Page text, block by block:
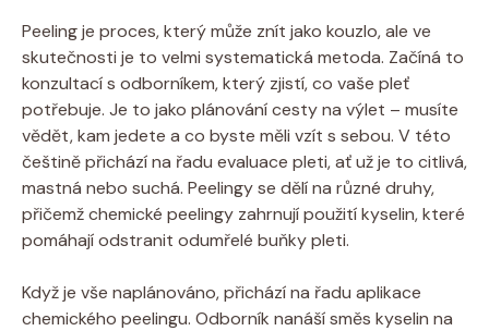
Peeling je proces, který může znít jako kouzlo, ale ve
skutečnosti je to velmi systematická metoda. Začíná to
konzultací s odborníkem, který zjistí, co vaše pleť
potřebuje. Je to jako plánování cesty na výlet – musíte
vědět, kam jedete a co byste měli vzít s sebou. V této
češtině přichází na řadu evaluace pleti, ať už je to citlivá,
mastná nebo suchá. Peelingy se dělí na různé druhy,
přičemž chemické peelingy zahrnují použití kyselin, které
pomáhají odstranit odumřelé buňky pleti.
Když je vše naplánováno, přichází na řadu aplikace
chemického peelingu. Odborník nanáší směs kyselin na